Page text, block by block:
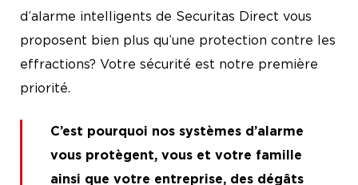
d’alarme intelligents de Securitas Direct vous
proposent bien plus qu’une protection contre les
effractions? Votre sécurité est notre première
priorité.
C’est pourquoi nos systèmes d’alarme
vous protègent, vous et votre famille
ainsi que votre entreprise, des dégâts